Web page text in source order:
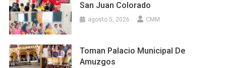
San Juan Colorado
agosto 5, 2026 CMM
Toman Palacio Municipal De
Amuzgos